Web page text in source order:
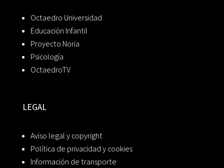
Octaedro Universidad
Educación Infantil
Proyecto Noria
Psicología
OctaedroTV
LEGAL
Aviso legal y copyright
Política de privacidad y cookies
Información de transporte